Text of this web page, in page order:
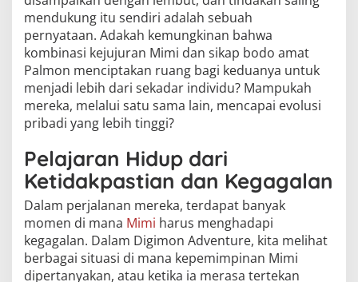
mendukung itu sendiri adalah sebuah
pernyataan. Adakah kemungkinan bahwa
kombinasi kejujuran Mimi dan sikap bodo amat
Palmon menciptakan ruang bagi keduanya untuk
menjadi lebih dari sekadar individu? Mampukah
mereka, melalui satu sama lain, mencapai evolusi
pribadi yang lebih tinggi?
Pelajaran Hidup dari
Ketidakpastian dan Kegagalan
Dalam perjalanan mereka, terdapat banyak
momen di mana Mimi harus menghadapi
kegagalan. Dalam Digimon Adventure, kita melihat
berbagai situasi di mana kepemimpinan Mimi
dipertanyakan, atau ketika ia merasa tertekan